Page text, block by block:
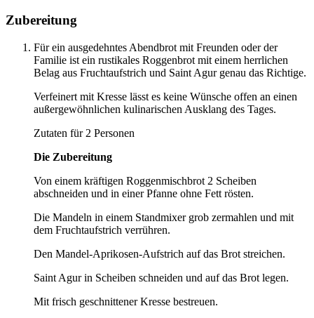
Zubereitung
Für ein ausgedehntes Abendbrot mit Freunden oder der
Familie ist ein rustikales Roggenbrot mit einem herrlichen
Belag aus Fruchtaufstrich und Saint Agur genau das Richtige.
Verfeinert mit Kresse lässt es keine Wünsche offen an einen
außergewöhnlichen kulinarischen Ausklang des Tages.
Zutaten für 2 Personen
Die Zubereitung
Von einem kräftigen Roggenmischbrot 2 Scheiben
abschneiden und in einer Pfanne ohne Fett rösten.
Die Mandeln in einem Standmixer grob zermahlen und mit
dem Fruchtaufstrich verrühren.
Den Mandel-Aprikosen-Aufstrich auf das Brot streichen.
Saint Agur in Scheiben schneiden und auf das Brot legen.
Mit frisch geschnittener Kresse bestreuen.